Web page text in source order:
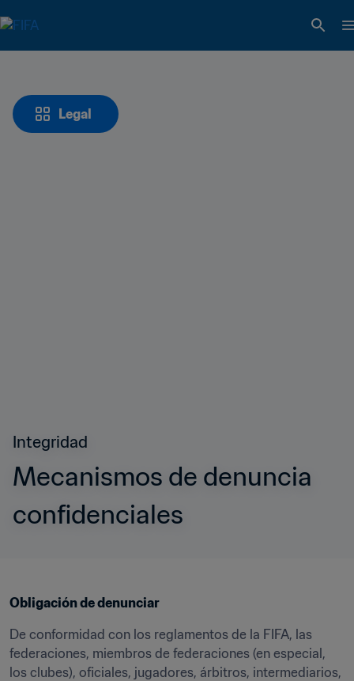
Legal
Integridad
Mecanismos de denuncia
confidenciales
Obligación de denunciar
De conformidad con los reglamentos de la FIFA, las
federaciones, miembros de federaciones (en especial,
los clubes), oficiales, jugadores, árbitros, intermediarios,